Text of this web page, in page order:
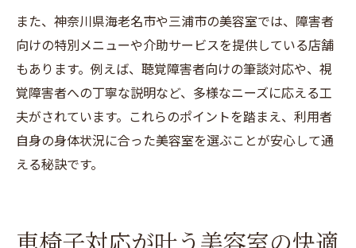
また、神奈川県海老名市や三浦市の美容室では、障害者
向けの特別メニューや介助サービスを提供している店舗
もあります。例えば、聴覚障害者向けの筆談対応や、視
覚障害者への丁寧な説明など、多様なニーズに応える工
夫がされています。これらのポイントを踏まえ、利用者
自身の身体状況に合った美容室を選ぶことが安心して通
える秘訣です。
車椅子対応が叶う美容室の快適